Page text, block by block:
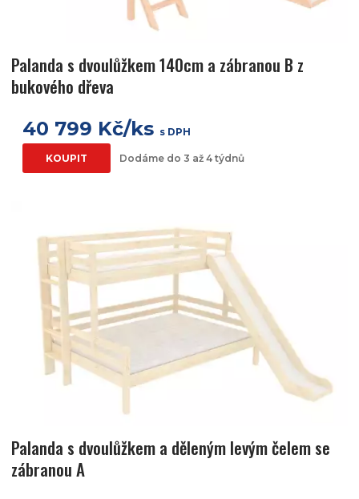
Palanda s dvoulůžkem 140cm a zábranou B z
bukového dřeva
40 799 Kč/ks s DPH
KOUPIT Dodáme do 3 až 4 týdnů
Palanda s dvoulůžkem a děleným levým čelem se
zábranou A